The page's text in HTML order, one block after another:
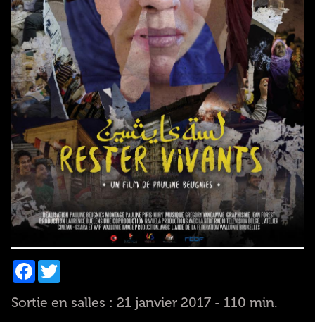
Facebook
Twitter
Sortie en salles : 21 janvier 2017 - 110 min.